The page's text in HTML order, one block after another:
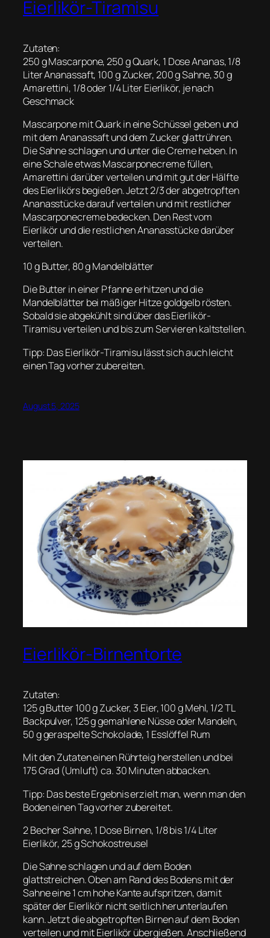
Eierlikör-Tiramisu
Zutaten:
250 g Mascarpone, 250 g Quark, 1 Dose Ananas, 1/8
Liter Ananassaft, 100 g Zucker, 200 g Sahne, 30 g
Amarettini, 1/8 oder 1/4 Liter Eierlikör, je nach
Geschmack
Mascarpone mit Quark in eine Schüssel geben und
mit dem Ananassaft und dem Zucker glattrühren.
Die Sahne schlagen und unter die Creme heben. In
eine Schale etwas Mascarponecreme füllen,
Amarettini darüber verteilen und mit gut der Hälfte
des Eierlikörs begießen. Jetzt 2/3 der abgetropften
Ananasstücke darauf verteilen und mit restlicher
Mascarponecreme bedecken. Den Rest vom
Eierlikör und die restlichen Ananasstücke darüber
verteilen.
10 g Butter, 80 g Mandelblätter
Die Butter in einer Pfanne erhitzen und die
Mandelblätter bei mäßiger Hitze goldgelb rösten.
Sobald sie abgekühlt sind über das Eierlikör-
Tiramisu verteilen und bis zum Servieren kaltstellen.
Tipp: Das Eierlikör-Tiramisu lässt sich auch leicht
einen Tag vorher zubereiten.
August 5, 2025
Eierlikör-Birnentorte
Zutaten:
125 g Butter 100 g Zucker, 3 Eier, 100 g Mehl, 1/2 TL
Backpulver, 125 g gemahlene Nüsse oder Mandeln,
50 g geraspelte Schokolade, 1 Esslöffel Rum
Mit den Zutaten einen Rührteig herstellen und bei
175 Grad (Umluft) ca. 30 Minuten abbacken.
Tipp: Das beste Ergebnis erzielt man, wenn man den
Boden einen Tag vorher zubereitet.
2 Becher Sahne, 1 Dose Birnen, 1/8 bis 1/4 Liter
Eierlikör, 25 g Schokostreusel
Die Sahne schlagen und auf dem Boden
glattstreichen. Oben am Rand des Bodens mit der
Sahne eine 1 cm hohe Kante aufspritzen, damit
später der Eierlikör nicht seitlich herunterlaufen
kann. Jetzt die abgetropften Birnen auf dem Boden
verteilen und mit Eierlikör übergießen. Anschließend